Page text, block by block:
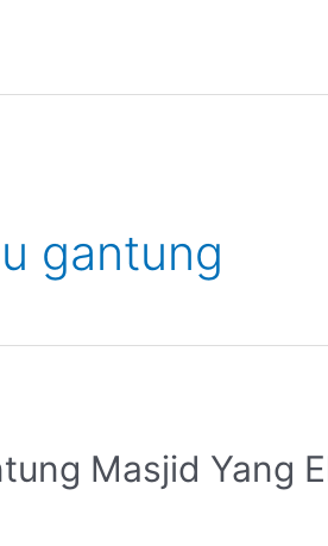
gantung
Masjid Yang